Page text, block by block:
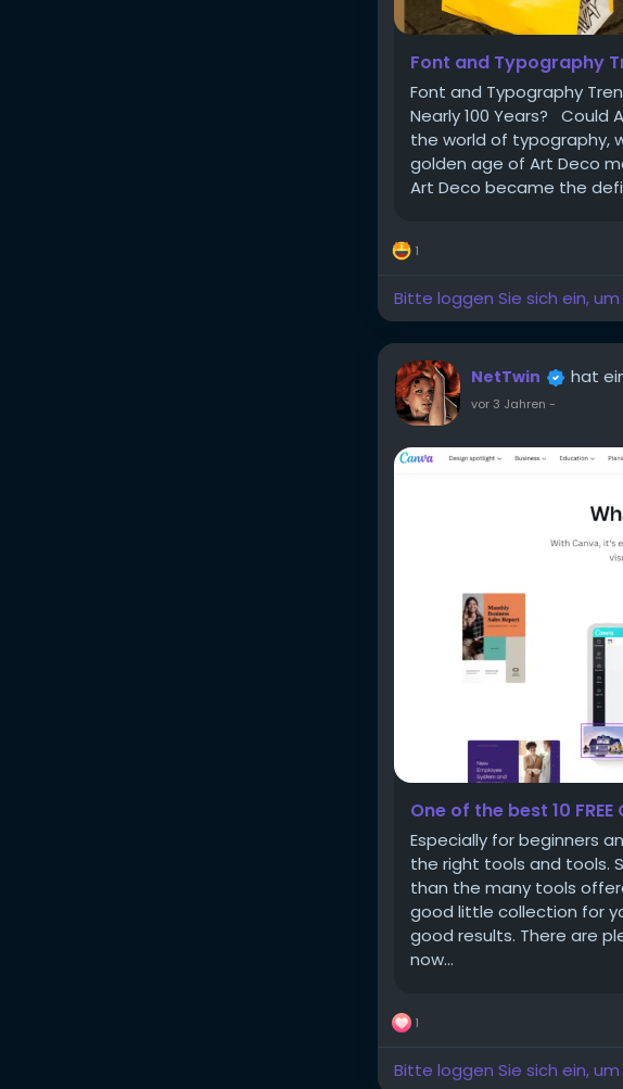
Font and Typography
Font and Typography
Nearly 100 Years? Could
the world of typography,
golden age of Art Deco
Art Deco became the
1
Bitte loggen Sie sich ein,
NetTwin hat
vor 3 Jahren -
One of the best 10
Especially for beginners
the right tools and tools.
than the many tools
good little collection for
good results. There are
now...
1
Bitte loggen Sie sich ein,